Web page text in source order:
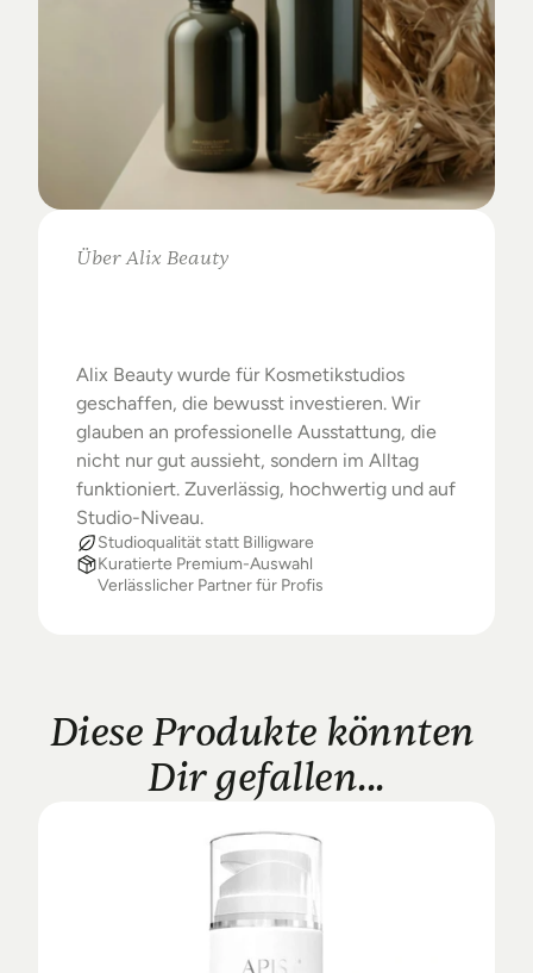
Über Alix Beauty
Alix Beauty wurde für Kosmetikstudios
geschaffen, die bewusst investieren. Wir
glauben an professionelle Ausstattung, die
nicht nur gut aussieht, sondern im Alltag
funktioniert. Zuverlässig, hochwertig und auf
Studio-Niveau.
Studioqualität statt Billigware
Kuratierte Premium-Auswahl
Verlässlicher Partner für Profis
Diese Produkte könnten
Dir gefallen...